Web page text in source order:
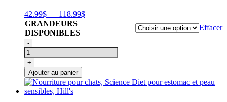
42.99$ – 118.99$Plage
à
118.99$
GRANDEURS
DISPONIBLES
Effacer
quantité
de
Nourriture
pour
chats,
Science
Diet
-
+
Ajouter au panier